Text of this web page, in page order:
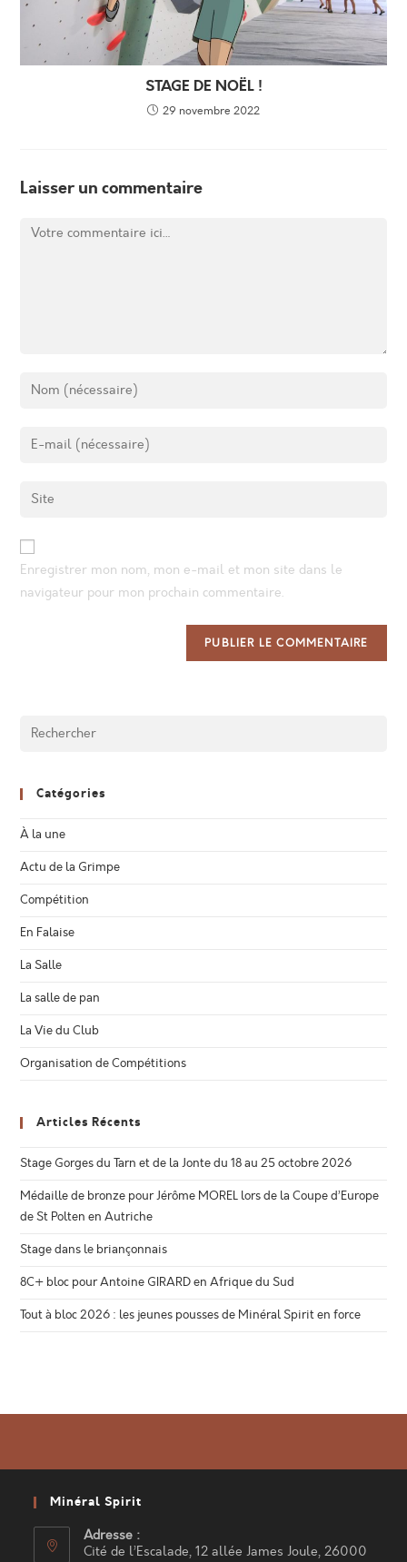
STAGE DE NOËL !
29 novembre 2022
Laisser un commentaire
Enregistrer mon nom, mon e-mail et mon site dans le
navigateur pour mon prochain commentaire.
Catégories
À la une
Actu de la Grimpe
Compétition
En Falaise
La Salle
La salle de pan
La Vie du Club
Organisation de Compétitions
Articles Récents
Stage Gorges du Tarn et de la Jonte du 18 au 25 octobre 2026
Médaille de bronze pour Jérôme MOREL lors de la Coupe d’Europe
de St Polten en Autriche
Stage dans le briançonnais
8C+ bloc pour Antoine GIRARD en Afrique du Sud
Tout à bloc 2026 : les jeunes pousses de Minéral Spirit en force
Minéral Spirit
Adresse :
Cité de l’Escalade, 12 allée James Joule, 26000